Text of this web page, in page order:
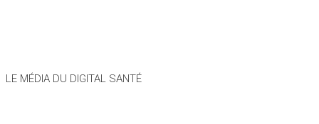
LE MÉDIA DU DIGITAL SANTÉ